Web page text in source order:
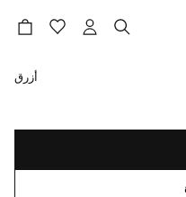
أزرق